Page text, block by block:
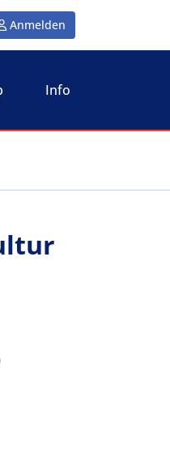
Anmelden
Info